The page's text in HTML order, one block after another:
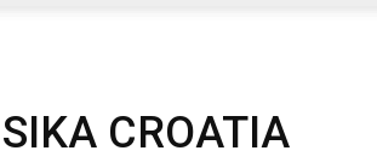
SIKA CROATIA